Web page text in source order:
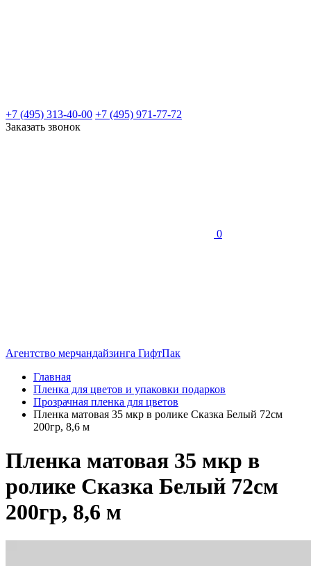
+7 (495) 313-40-00 +7 (495) 971-77-72
Заказать звонок
0
Агентство мерчандайзинга ГифтПак
Главная
Пленка для цветов и упаковки подарков
Прозрачная пленка для цветов
Пленка матовая 35 мкр в ролике Сказка Белый 72см
200гр, 8,6 м
Пленка матовая 35 мкр в
ролике Сказка Белый 72см
200гр, 8,6 м